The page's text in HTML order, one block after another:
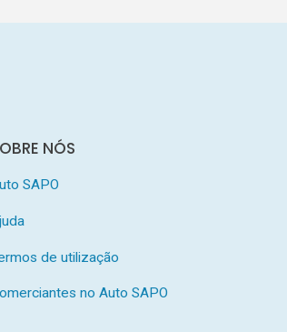
NÓS
SAPO
de utilização
no Auto SAPO